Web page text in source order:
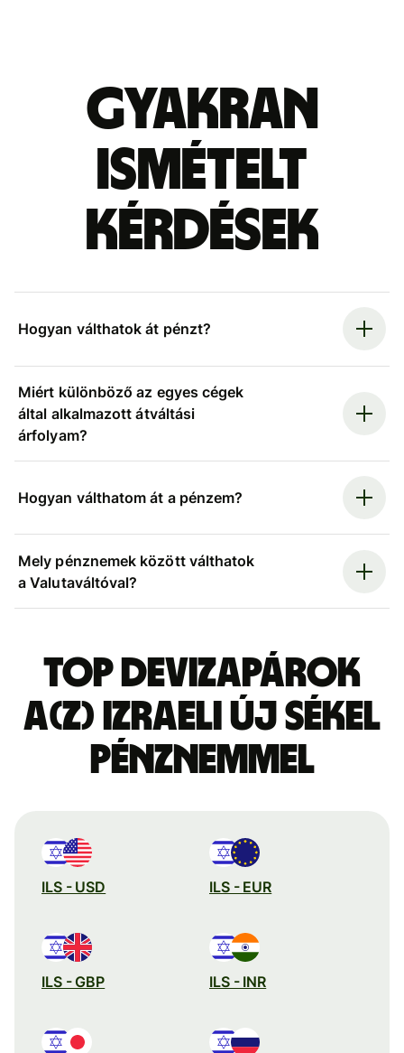
Gyakran
ismételt
kérdések
Hogyan válthatok át pénzt?
Miért különböző az egyes cégek
által alkalmazott átváltási
árfolyam?
Hogyan válthatom át a pénzem?
Mely pénznemek között válthatok
a Valutaváltóval?
Top devizapárok
a(z) izraeli új sékel
pénznemmel
ILS - USD ILS - EUR
ILS - GBP ILS - INR